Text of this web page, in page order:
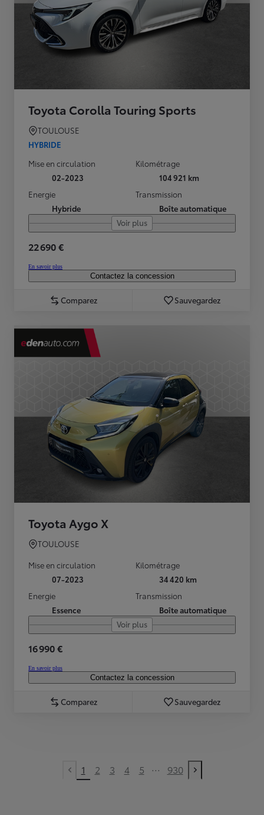
Toyota Corolla Touring Sports
TOULOUSE
HYBRIDE
Mise en circulation
02-2023
Kilométrage
104 921 km
Energie
Hybride
Transmission
Boîte automatique
Voir plus
22 690 €
En savoir plus
Contactez la concession
Comparez Sauvegardez
Toyota Aygo X
TOULOUSE
Mise en circulation
07-2023
Kilométrage
34 420 km
Energie
Essence
Transmission
Boîte automatique
Voir plus
16 990 €
En savoir plus
Contactez la concession
Comparez Sauvegardez
Previous page
1 2 3 4 5 ... 930
Next page